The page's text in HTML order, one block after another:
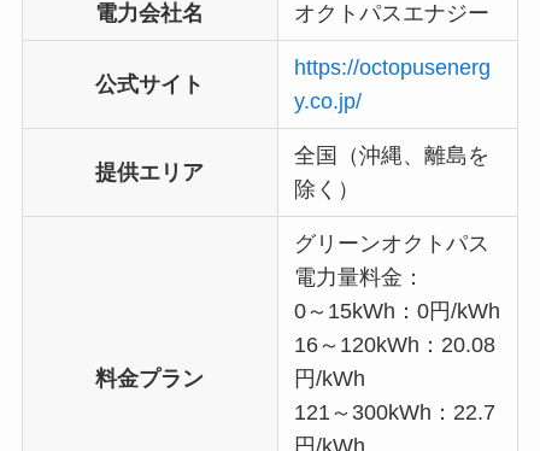
電力会社名 オクトパスエナジー
公式サイト
https://octopusenerg
y.co.jp/
提供エリア
全国（沖縄、離島を
除く）
料金プラン
グリーンオクトパス
電力量料金：
0～15kWh：0円/kWh
16～120kWh：20.08
円/kWh
121～300kWh：22.7